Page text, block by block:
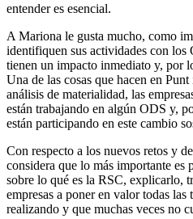
entender es esencial.
A Mariona le gusta mucho, como
identifiquen sus actividades con los
tienen un impacto inmediato y, por
Una de las cosas que hacen en
análisis de materialidad, las
están trabajando en algún ODS y,
están participando en este cambio
Con respecto a los nuevos retos y
considera que lo más importante es
sobre lo qué es la RSC, explicarlo,
empresas a poner en valor todas las
realizando y que muchas veces no